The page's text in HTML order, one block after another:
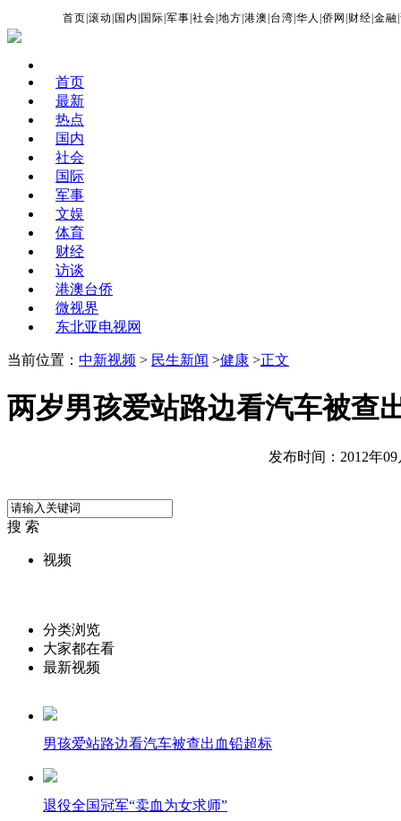
首页 |滚动 国内 国际 |军事 |社会 |地方 |港澳 台湾 |华人 |侨网 财经 |金融 |
首页
最新
热点
国内
社会
国际
军事
文娱
体育
财经
访谈
港澳台侨
微视界
东北亚电视网
当前位置： 中新视频 > 民生新闻 >健康 >正文
两岁男孩爱站路边看汽车被查
发布时间：2012年09
搜 索
视频
分类浏览
大家都在看
最新视频
男孩爱站路边看汽车被查出血铅超标
退役全国冠军“卖血为女求师”